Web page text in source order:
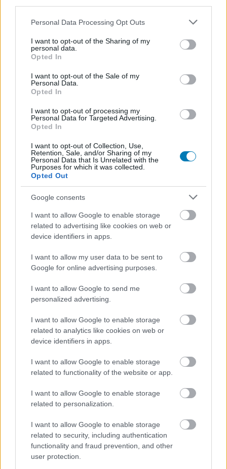
Please note that this website/app uses one or more Google
not limited to your visit or usage behaviour. You may click to
grant or deny consent to Google and its third-party tags to
use your data for below specified purposes in below Google
consent section.
Personal Data Processing Opt Outs
I want to opt-out of the Sharing of my
personal data.
Opted In
I want to opt-out of the Sale of my
Personal Data.
Opted In
I want to opt-out of processing my
Personal Data for Targeted Advertising.
Opted In
I want to opt-out of Collection, Use,
Retention, Sale, and/or Sharing of my
Personal Data that Is Unrelated with the
Purposes for which it was collected.
Opted Out
Google consents
I want to allow Google to enable storage
related to advertising like cookies on web or
device identifiers in apps.
I want to allow my user data to be sent to
Google for online advertising purposes.
I want to allow Google to send me
personalized advertising.
I want to allow Google to enable storage
related to analytics like cookies on web or
device identifiers in apps.
I want to allow Google to enable storage
related to functionality of the website or app.
I want to allow Google to enable storage
related to personalization.
I want to allow Google to enable storage
related to security, including authentication
functionality and fraud prevention, and other
user protection.
#amazon prime
#sorozat
Hozzászólások
Kiderült, milyen mozi lesz az új
Avatar: Az utolsó léghajlító film
A Nickelodeon és a Netflix is dolgozik épp
Avatar projekteken, és míg a streaming óriás
sorozata élőszereplős lesz, addig a csatorna új
filmje CGI.
A COVID-19 miatti karanténban sokan úgy döntöttek,
hogy visszalátogatnak kedvenc fikciós világaikba. Az
Avatar franchise univerzuma az egyik legkedveltebb
pedig a Nickelodeonnak is feltűnt: a stúdió beizzította a
kohókat, és pörgeti is az új projekteket.
Miközben új animációs és élőszereplős szériák is